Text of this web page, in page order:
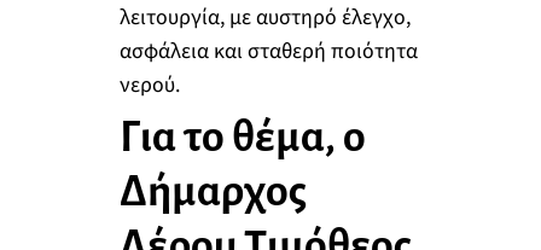
λειτουργία, με αυστηρό έλεγχο,
ασφάλεια και σταθερή ποιότητα
νερού.
Για το θέμα, ο
Δήμαρχος